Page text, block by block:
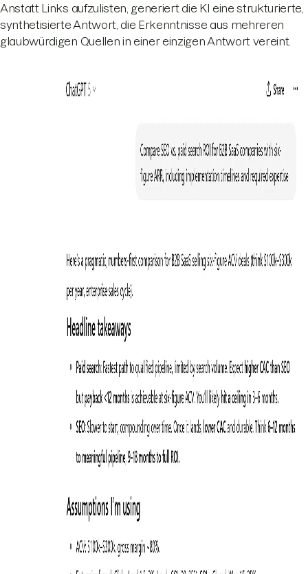
Anstatt Links aufzulisten, generiert die KI eine strukturierte,
synthetisierte Antwort, die Erkenntnisse aus mehreren
glaubwürdigen Quellen in einer einzigen Antwort vereint.